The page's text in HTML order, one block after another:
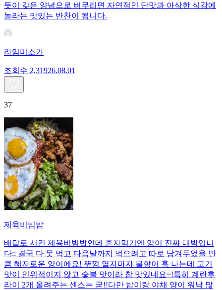
듯이 갖은 양념으로 버무리면 자연적인 단맛과 아삭한 식감에
놀라는 맛있는 반찬이 됩니다.
라임미소가
조회수 2,31926.08.01
37
제육비빔밥
배달로 시킨 제육비빔밥인데 혼자먹기엔 양이 진짜 대박입니
다;; 결국 다 못 먹고 다음날까지 먹으려고 따로 남겨두었을 만
큼 혜자로운 양이에요! 뚜껑 열자마자 불향이 훅 나는데 고기
맛이 인위적이지 않고 숯불 맛이라 참 맛있네요~!특히 계란후
라이 2개 올려주는 센스는 굳!! ​다만 밥이랑 야채 양이 워낙 많